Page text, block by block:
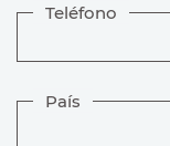
Teléfono
País